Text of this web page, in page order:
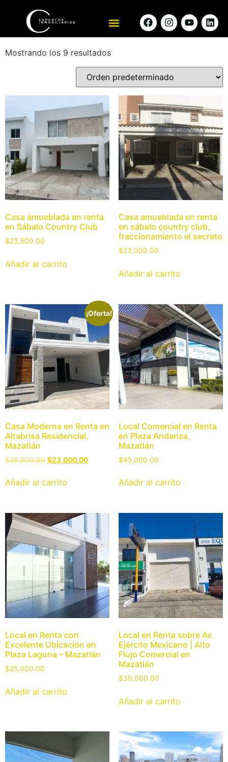
Rentado
Mostrando los 9 resultados
Casa amueblada en renta
en Sábalo Country Club
$23,500.00
Añadir al carrito
Casa amueblada en renta
en sábalo country club,
fraccionamiento el secreto
$23,000.00
Añadir al carrito
¡Oferta!
Casa Moderna en Renta en
Altabrisa Residencial,
Mazatlán
$26,000.00 $23,000.00
Añadir al carrito
Local Comercial en Renta
en Plaza Andanza,
Mazatlán
$45,000.00
Añadir al carrito
Local en Renta con
Excelente Ubicación en
Plaza Laguna – Mazatlán
$25,000.00
Añadir al carrito
Local en Renta sobre Av.
Ejército Mexicano | Alto
Flujo Comercial en
Mazatlán
$30,000.00
Añadir al carrito